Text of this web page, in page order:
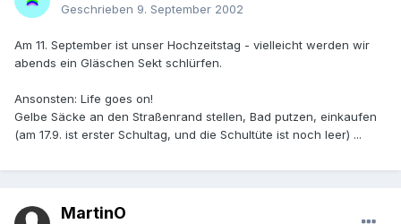
Geschrieben 9. September 2002
Am 11. September ist unser Hochzeitstag - vielleicht werden wir
abends ein Gläschen Sekt schlürfen.
Ansonsten: Life goes on!
Gelbe Säcke an den Straßenrand stellen, Bad putzen, einkaufen
(am 17.9. ist erster Schultag, und die Schultüte ist noch leer) ...
MartinO